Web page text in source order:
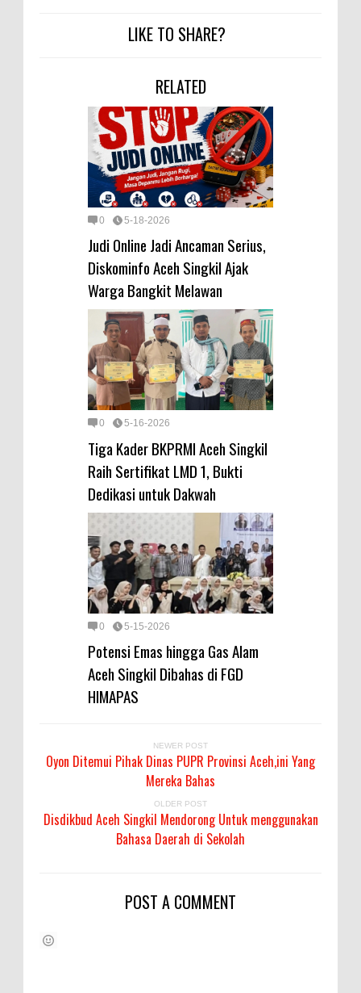
LIKE TO SHARE?
RELATED
0 5-18-2026
Judi Online Jadi Ancaman Serius,
Diskominfo Aceh Singkil Ajak
Warga Bangkit Melawan
0 5-16-2026
Tiga Kader BKPRMI Aceh Singkil
Raih Sertifikat LMD 1, Bukti
Dedikasi untuk Dakwah
0 5-15-2026
Potensi Emas hingga Gas Alam
Aceh Singkil Dibahas di FGD
HIMAPAS
NEWER POST
Oyon Ditemui Pihak Dinas PUPR Provinsi Aceh,ini Yang
Mereka Bahas
OLDER POST
Disdikbud Aceh Singkil Mendorong Untuk menggunakan
Bahasa Daerah di Sekolah
POST A COMMENT